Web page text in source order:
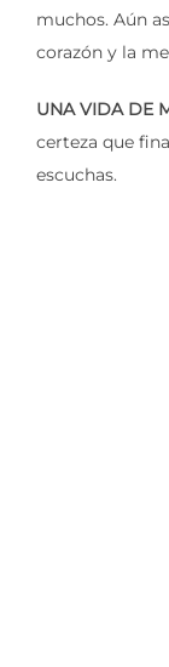
muchos. Aún
corazón y la
UNA VIDA DE
certeza que
escuchas.